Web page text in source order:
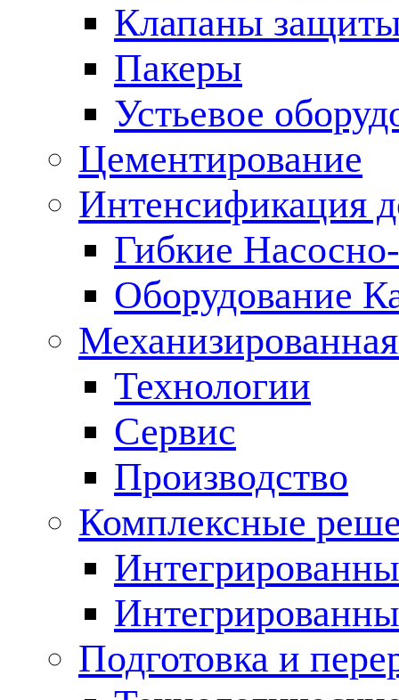
Клапаны
Пакеры
Устьевое
Цементирование
Интенсификация
Гибкие
Оборудование
Технологии
Сервис
Производство
Комплексные
Подготовка и